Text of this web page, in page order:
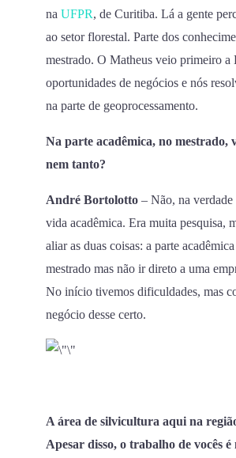
na UFPR, de Curitiba. Lá a gente
ao setor florestal. Parte dos
mestrado. O Matheus veio primeiro a
oportunidades de negócios e nós
na parte de geoprocessamento.
Na parte acadêmica, no mestrado,
nem tanto?
André Bortolotto – Não, na
vida acadêmica. Era muita pesquisa,
aliar as duas coisas: a parte
mestrado mas não ir direto a uma
No início tivemos dificuldades, mas
negócio desse certo.
A área de silvicultura aqui na
Apesar disso, o trabalho de vocês